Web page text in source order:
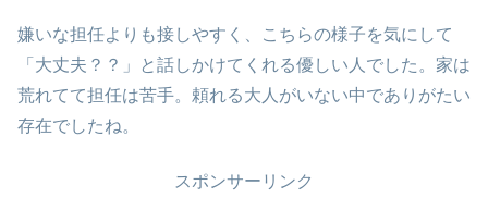
嫌いな担任よりも接しやすく、こちらの様子を気にして
「大丈夫？？」と話しかけてくれる優しい人でした。家は
荒れてて担任は苦手。頼れる大人がいない中でありがたい
存在でしたね。
スポンサーリンク